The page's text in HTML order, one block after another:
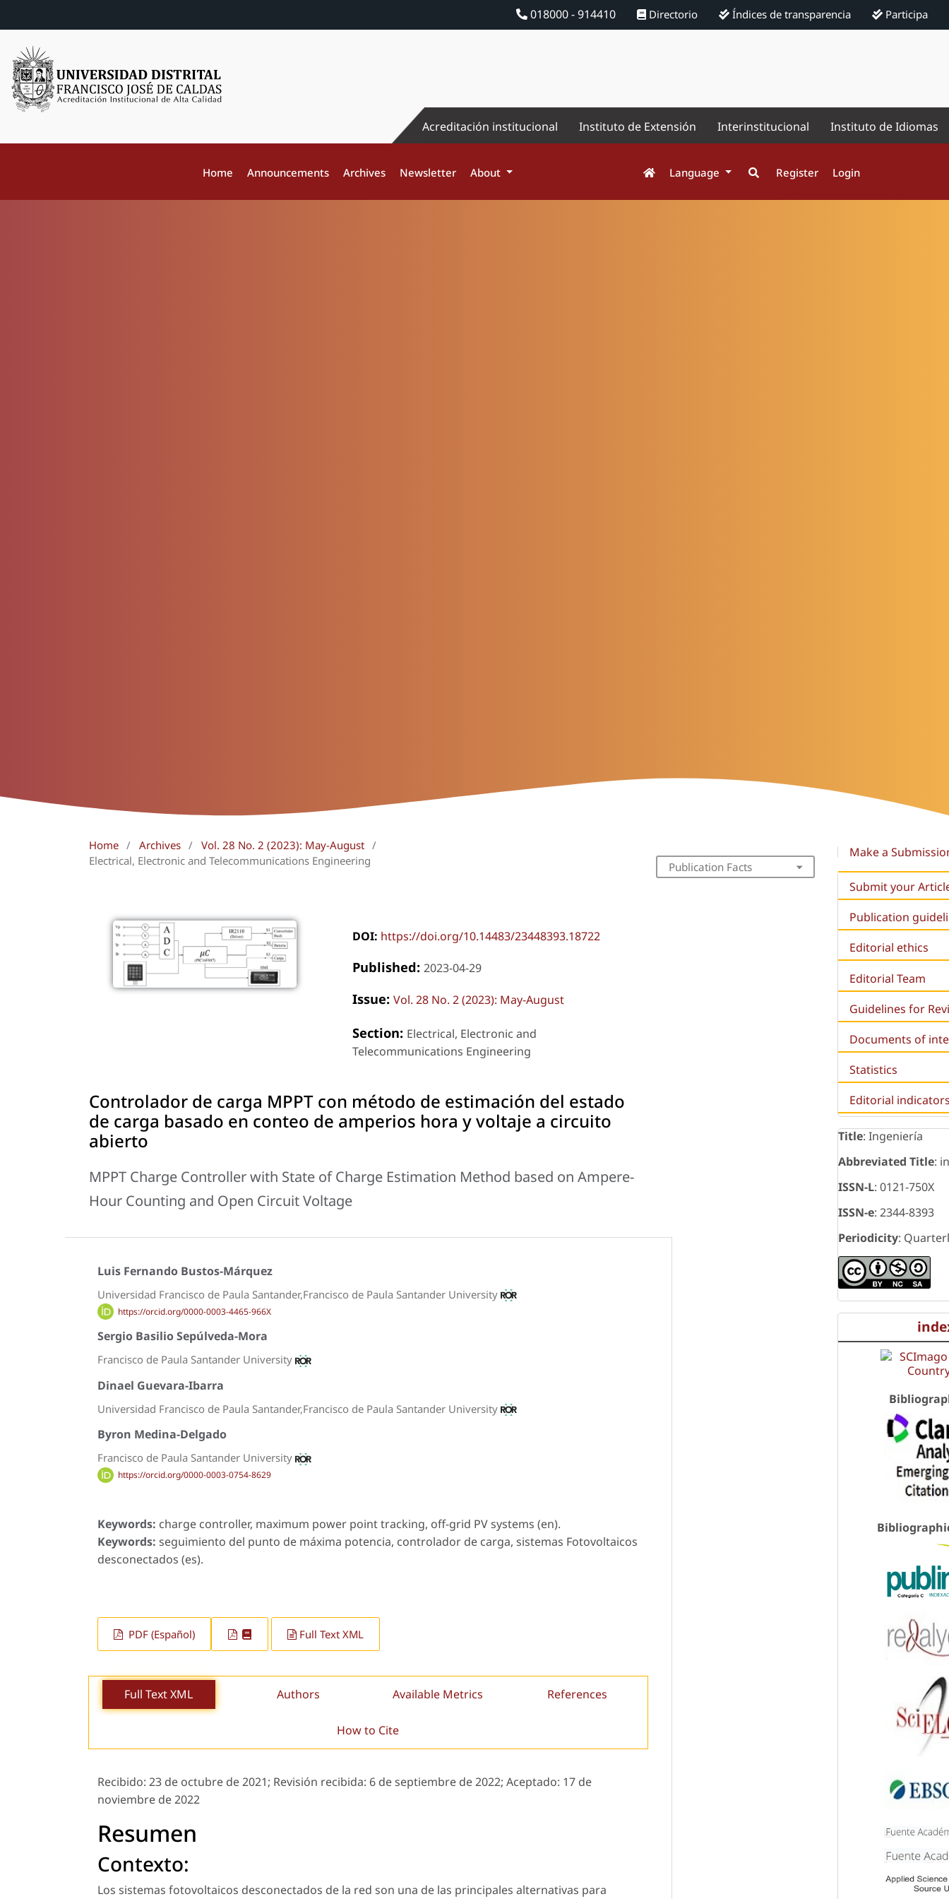
018000 - 914410 Directorio Índices de transparencia Participa
Acreditación institucional Instituto de Extensión Interinstitucional Instituto de Idiomas
Home Announcements Archives Newsletter About Language Register Login
Home / Archives / Vol. 28 No. 2 (2023): May-August /
Electrical, Electronic and Telecommunications Engineering
DOI: https://doi.org/10.14483/23448393.18722
Published: 2023-04-29
Issue: Vol. 28 No. 2 (2023): May-August
Section: Electrical, Electronic and
Telecommunications Engineering
Controlador de carga MPPT con método de estimación del estado
de carga basado en conteo de amperios hora y voltaje a circuito
abierto
MPPT Charge Controller with State of Charge Estimation Method based on Ampere-
Hour Counting and Open Circuit Voltage
Luis Fernando Bustos-Márquez
Universidad Francisco de Paula Santander,Francisco de Paula Santander University
https://orcid.org/0000-0003-4465-966X
Sergio Basilio Sepúlveda-Mora
Francisco de Paula Santander University
Dinael Guevara-Ibarra
Universidad Francisco de Paula Santander,Francisco de Paula Santander University
Byron Medina-Delgado
Francisco de Paula Santander University
https://orcid.org/0000-0003-0754-8629
Keywords: charge controller, maximum power point tracking, off-grid PV systems (en).
Keywords: seguimiento del punto de máxima potencia, controlador de carga, sistemas Fotovoltaicos
desconectados (es).
PDF (Español) Full Text XML
Full Text XML Authors Available Metrics References
How to Cite
Recibido: 23 de octubre de 2021; Revisión recibida: 6 de septiembre de 2022; Aceptado: 17 de
noviembre de 2022
Resumen
Contexto:
Los sistemas fotovoltaicos desconectados de la red son una de las principales alternativas para
Publication Facts
Make a
Submit your
Publication
Editorial ethics
Editorial Team
Guidelines for
Documents of
Statistics
Editorial
Title: Ingeniería
Abbreviated Title:
ISSN-L: 0121-750X
ISSN-e: 2344-8393
Periodicity: